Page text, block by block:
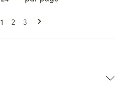
Pages
Vous lisez actuellement la page
1 Page
2 Page
3